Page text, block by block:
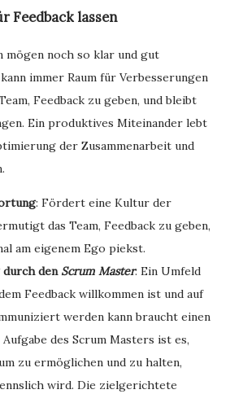
Feedback lassen
mögen noch so klar und gut
immer Raum für Verbesserungen
Feedback zu geben, und bleibt
Ein produktives Miteinander lebt
der Zusammenarbeit und
: Fördert eine Kultur der
das Team, Feedback zu geben,
am eigenem Ego piekst.
denScrum Master: Ein Umfeld
Feedback willkommen ist und auf
werden kann braucht einen
Aufgabe des Scrum Masters ist es,
zu ermöglichen und zu halten,
wird. Die zielgerichtete